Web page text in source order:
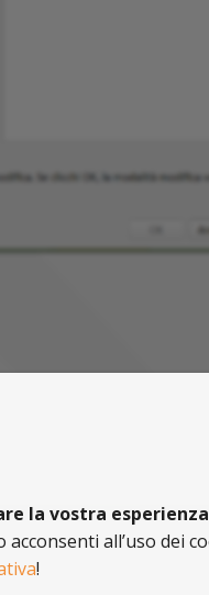
la vostra
all’uso dei
!